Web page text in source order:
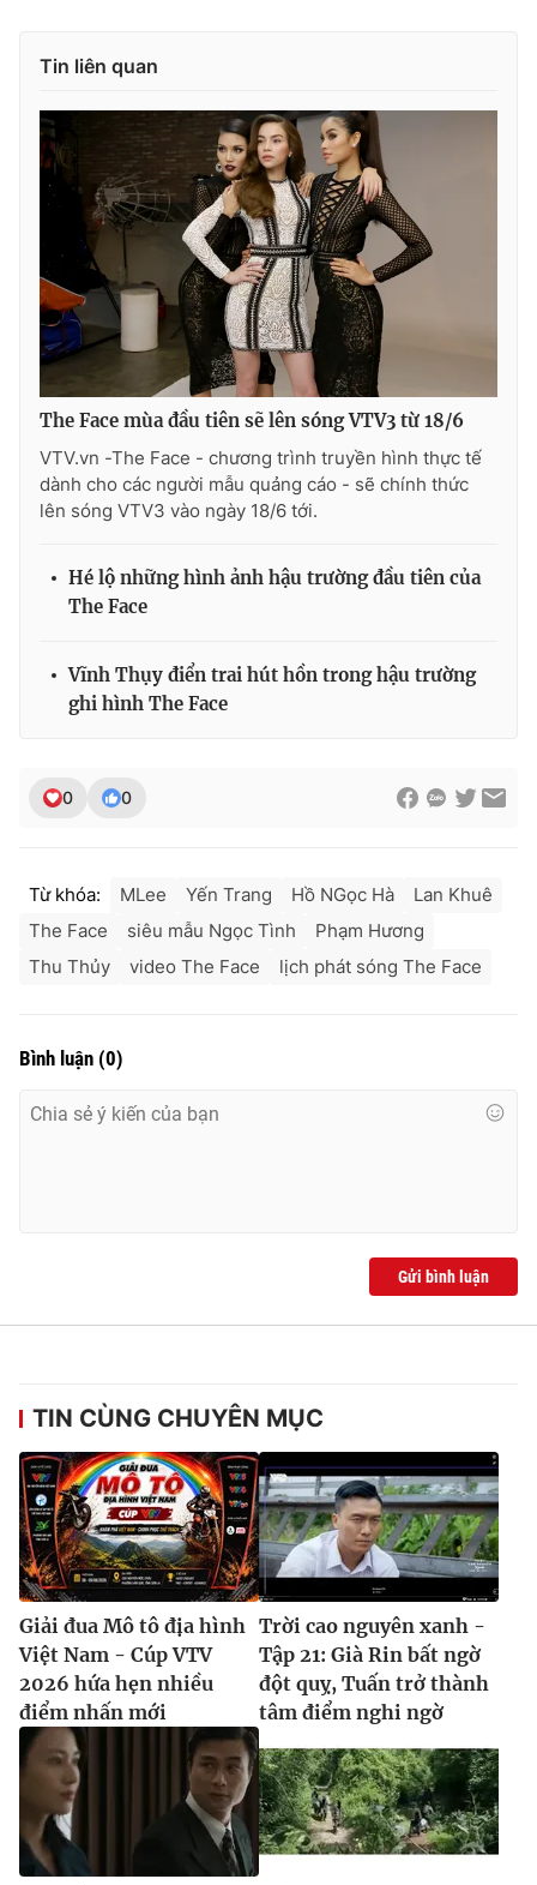
Liên hệ quảng cáo:
® Cấm sao chép dưới mọi hình thức nếu không có sự chấp
thông tin từ website này.
Tin liên quan
The Face mùa đầu tiên sẽ lên sóng VTV3 từ 18/6
VTV.vn -The Face - chương trình truyền hình thực tế
dành cho các người mẫu quảng cáo - sẽ chính thức
lên sóng VTV3 vào ngày 18/6 tới.
Hé lộ những hình ảnh hậu trường đầu tiên của
The Face
Vĩnh Thụy điển trai hút hồn trong hậu trường
ghi hình The Face
0 0
Từ khóa: MLee Yến Trang Hồ NGọc Hà
Lan Khuê
The Face
siêu mẫu Ngọc Tình
Phạm Hương
Thu Thủy
video The Face lịch phát sóng The Face
Bình luận (0)
Gửi bình luận
TIN CÙNG CHUYÊN MỤC
Giải đua Mô tô địa hình
Việt Nam - Cúp VTV
2026 hứa hẹn nhiều
điểm nhấn mới
Trời cao nguyên xanh -
Tập 21: Già Rin bất ngờ
đột quỵ, Tuấn trở thành
tâm điểm nghi ngờ